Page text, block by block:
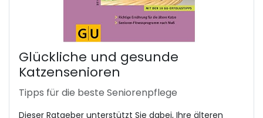
Glückliche und gesunde
Katzensenioren
Tipps für die beste Seniorenpflege
Dieser Ratgeber unterstützt Sie dabei, Ihre älteren